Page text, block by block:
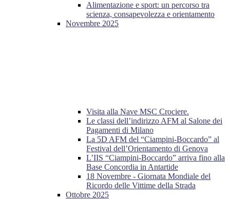
Alimentazione e sport: un percorso tra
scienza, consapevolezza e orientamento
Novembre 2025
Visita alla Nave MSC Crociere.
Le classi dell’indirizzo AFM al Salone dei
Pagamenti di Milano
La 5D AFM del “Ciampini-Boccardo” al
Festival dell’Orientamento di Genova
L’IIS “Ciampini-Boccardo” arriva fino alla
Base Concordia in Antartide
18 Novembre - Giornata Mondiale del
Ricordo delle Vittime della Strada
Ottobre 2025